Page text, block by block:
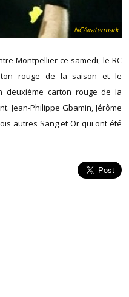
NC/watermark
Montpellier ce samedi, le RC
rouge de la saison et le
deuxième carton rouge de la
Jean-Philippe Gbamin, Jérôme
autres Sang et Or qui ont été